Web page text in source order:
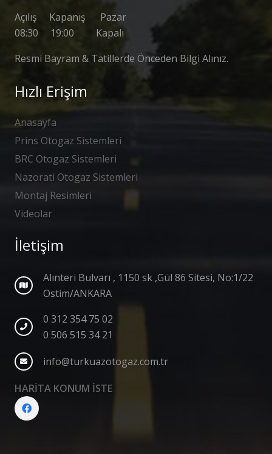
Açılış Kapanış Pazar
08:30 19:00 Kapalı
Resmi Bayram & Tatillerde Önceden Bilgi Alınız.
Hızlı Erişim
Anasayfa
Prins Otogaz Sistemleri
BRC Otogaz Sistemleri
Nazorati Otogaz Sistemleri
Montaj Resimleri
Videolar
İletişim
Alınteri Bulvarı , 1150 sk ,Gül 86 Sitesi, No:1/22
Ostim/ANKARA
0 312 354 75 02
0 506 515 34 21
info@turkuazotogaz.com.tr
HARİTA KONUM İSTE